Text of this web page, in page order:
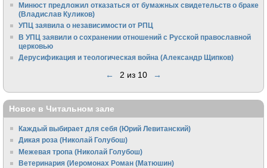
Минюст предложил отказаться от бумажных свидетельств о браке
(Владислав Куликов)
УПЦ заявила о независимости от РПЦ
В УПЦ заявили о сохранении отношений с Русской православной
церковью
Дерусификация и теологическая война (Александр Щипков)
← 2 из 10 →
Новое в Читальном зале
Каждый выбирает для себя (Юрий Левитанский)
Дикая роза (Николай Голубош)
Межевая тропа (Николай Голубош)
Ветеринария (Иеромонах Роман (Матюшин)